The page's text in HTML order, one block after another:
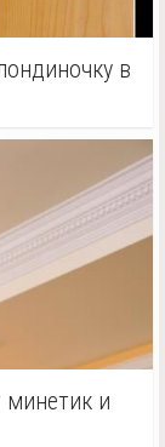
в
минетик и